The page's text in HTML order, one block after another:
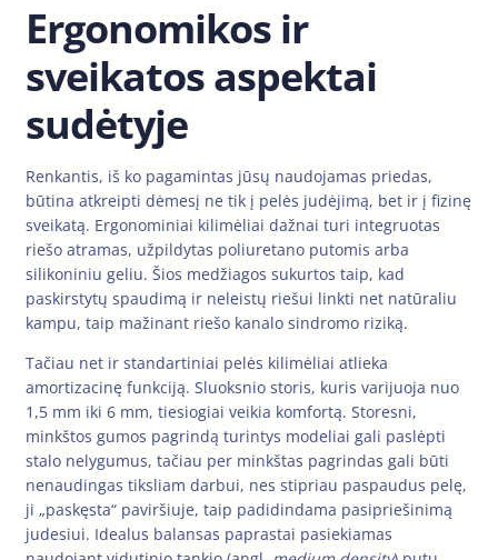
Ergonomikos ir
sveikatos aspektai
sudėtyje
Renkantis, iš ko pagamintas jūsų naudojamas priedas,
būtina atkreipti dėmesį ne tik į pelės judėjimą, bet ir į fizinę
sveikatą. Ergonominiai kilimėliai dažnai turi integruotas
riešo atramas, užpildytas poliuretano putomis arba
silikoniniu geliu. Šios medžiagos sukurtos taip, kad
paskirstytų spaudimą ir neleistų riešui linkti net natūraliu
kampu, taip mažinant riešo kanalo sindromo riziką.
Tačiau net ir standartiniai pelės kilimėliai atlieka
amortizacinę funkciją. Sluoksnio storis, kuris varijuoja nuo
1,5 mm iki 6 mm, tiesiogiai veikia komfortą. Storesni,
minkštos gumos pagrindą turintys modeliai gali paslėpti
stalo nelygumus, tačiau per minkštas pagrindas gali būti
nenaudingas tiksliam darbui, nes stipriau paspaudus pelę,
ji „paskęsta“ paviršiuje, taip padidindama pasipriešinimą
judesiui. Idealus balansas paprastai pasiekiamas